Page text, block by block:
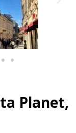
Planet,